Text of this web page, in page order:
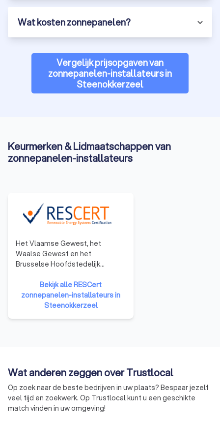
Wat kosten zonnepanelen?
Vergelijk prijsopgaven van
zonnepanelen-installateurs in
Steenokkerzeel
Keurmerken & Lidmaatschappen van
zonnepanelen-installateurs
Het Vlaamse Gewest, het
Waalse Gewest en het
Brusselse Hoofdstedelijk
opgezet dat gericht is op het
opleiden en de certificatie van
betrouwbare en kwaliteitsvolle
afgelegd.
Bekijk alle RESCert
zonnepanelen-installateurs in
Steenokkerzeel
Wat anderen zeggen over Trustlocal
Op zoek naar de beste bedrijven in uw plaats? Bespaar jezelf
veel tijd en zoekwerk. Op Trustlocal kunt u een geschikte
match vinden in uw omgeving!